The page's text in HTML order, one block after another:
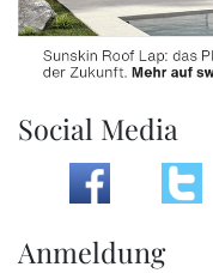
Social Media
Anmeldung